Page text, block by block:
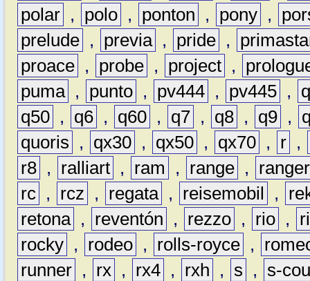
polar , polo , ponton , pony ,
prelude , previa , pride ,
proace , probe , project ,
puma , punto , pv444 , pv445 ,
q50 , q6 , q60 , q7 , q8 , q9 ,
quoris
, qx30 , qx50 , qx70 , r ,
r8 , ralliart , ram , range ,
ranger
rc , rcz , regata , reisemobil ,
retona , reventón , rezzo , rio ,
rocky , rodeo , rolls-royce ,
runner , rx , rx4 , rxh , s ,
s-